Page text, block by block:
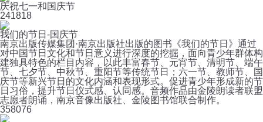
庆祝七一和国庆节
241818
我们的节日-国庆节
南京出版传媒集团·南京出版社出版的图书《我们的节日》通过
对中国节日文化和节日意义进行深度的挖掘，面向青少年群体构
建独具特色的栏目内容，以此丰富春节、元宵节、清明节、端午
节、七夕节、中秋节、重阳节等传统节日；六一节、教师节、国
庆节等新兴节日的文化内涵和表现形式。促进青少年形成新的节
日习俗，提升节日仪式感、认同感。音频作品由金陵朗读者联盟
志愿者朗诵，南京音像出版社、金陵图书馆联合制作。
358076